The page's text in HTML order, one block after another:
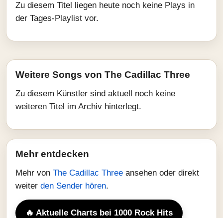
Zu diesem Titel liegen heute noch keine Plays in
der Tages-Playlist vor.
Weitere Songs von The Cadillac Three
Zu diesem Künstler sind aktuell noch keine
weiteren Titel im Archiv hinterlegt.
Mehr entdecken
Mehr von The Cadillac Three ansehen oder direkt
weiter den Sender hören.
🔥 Aktuelle Charts bei 1000 Rock Hits